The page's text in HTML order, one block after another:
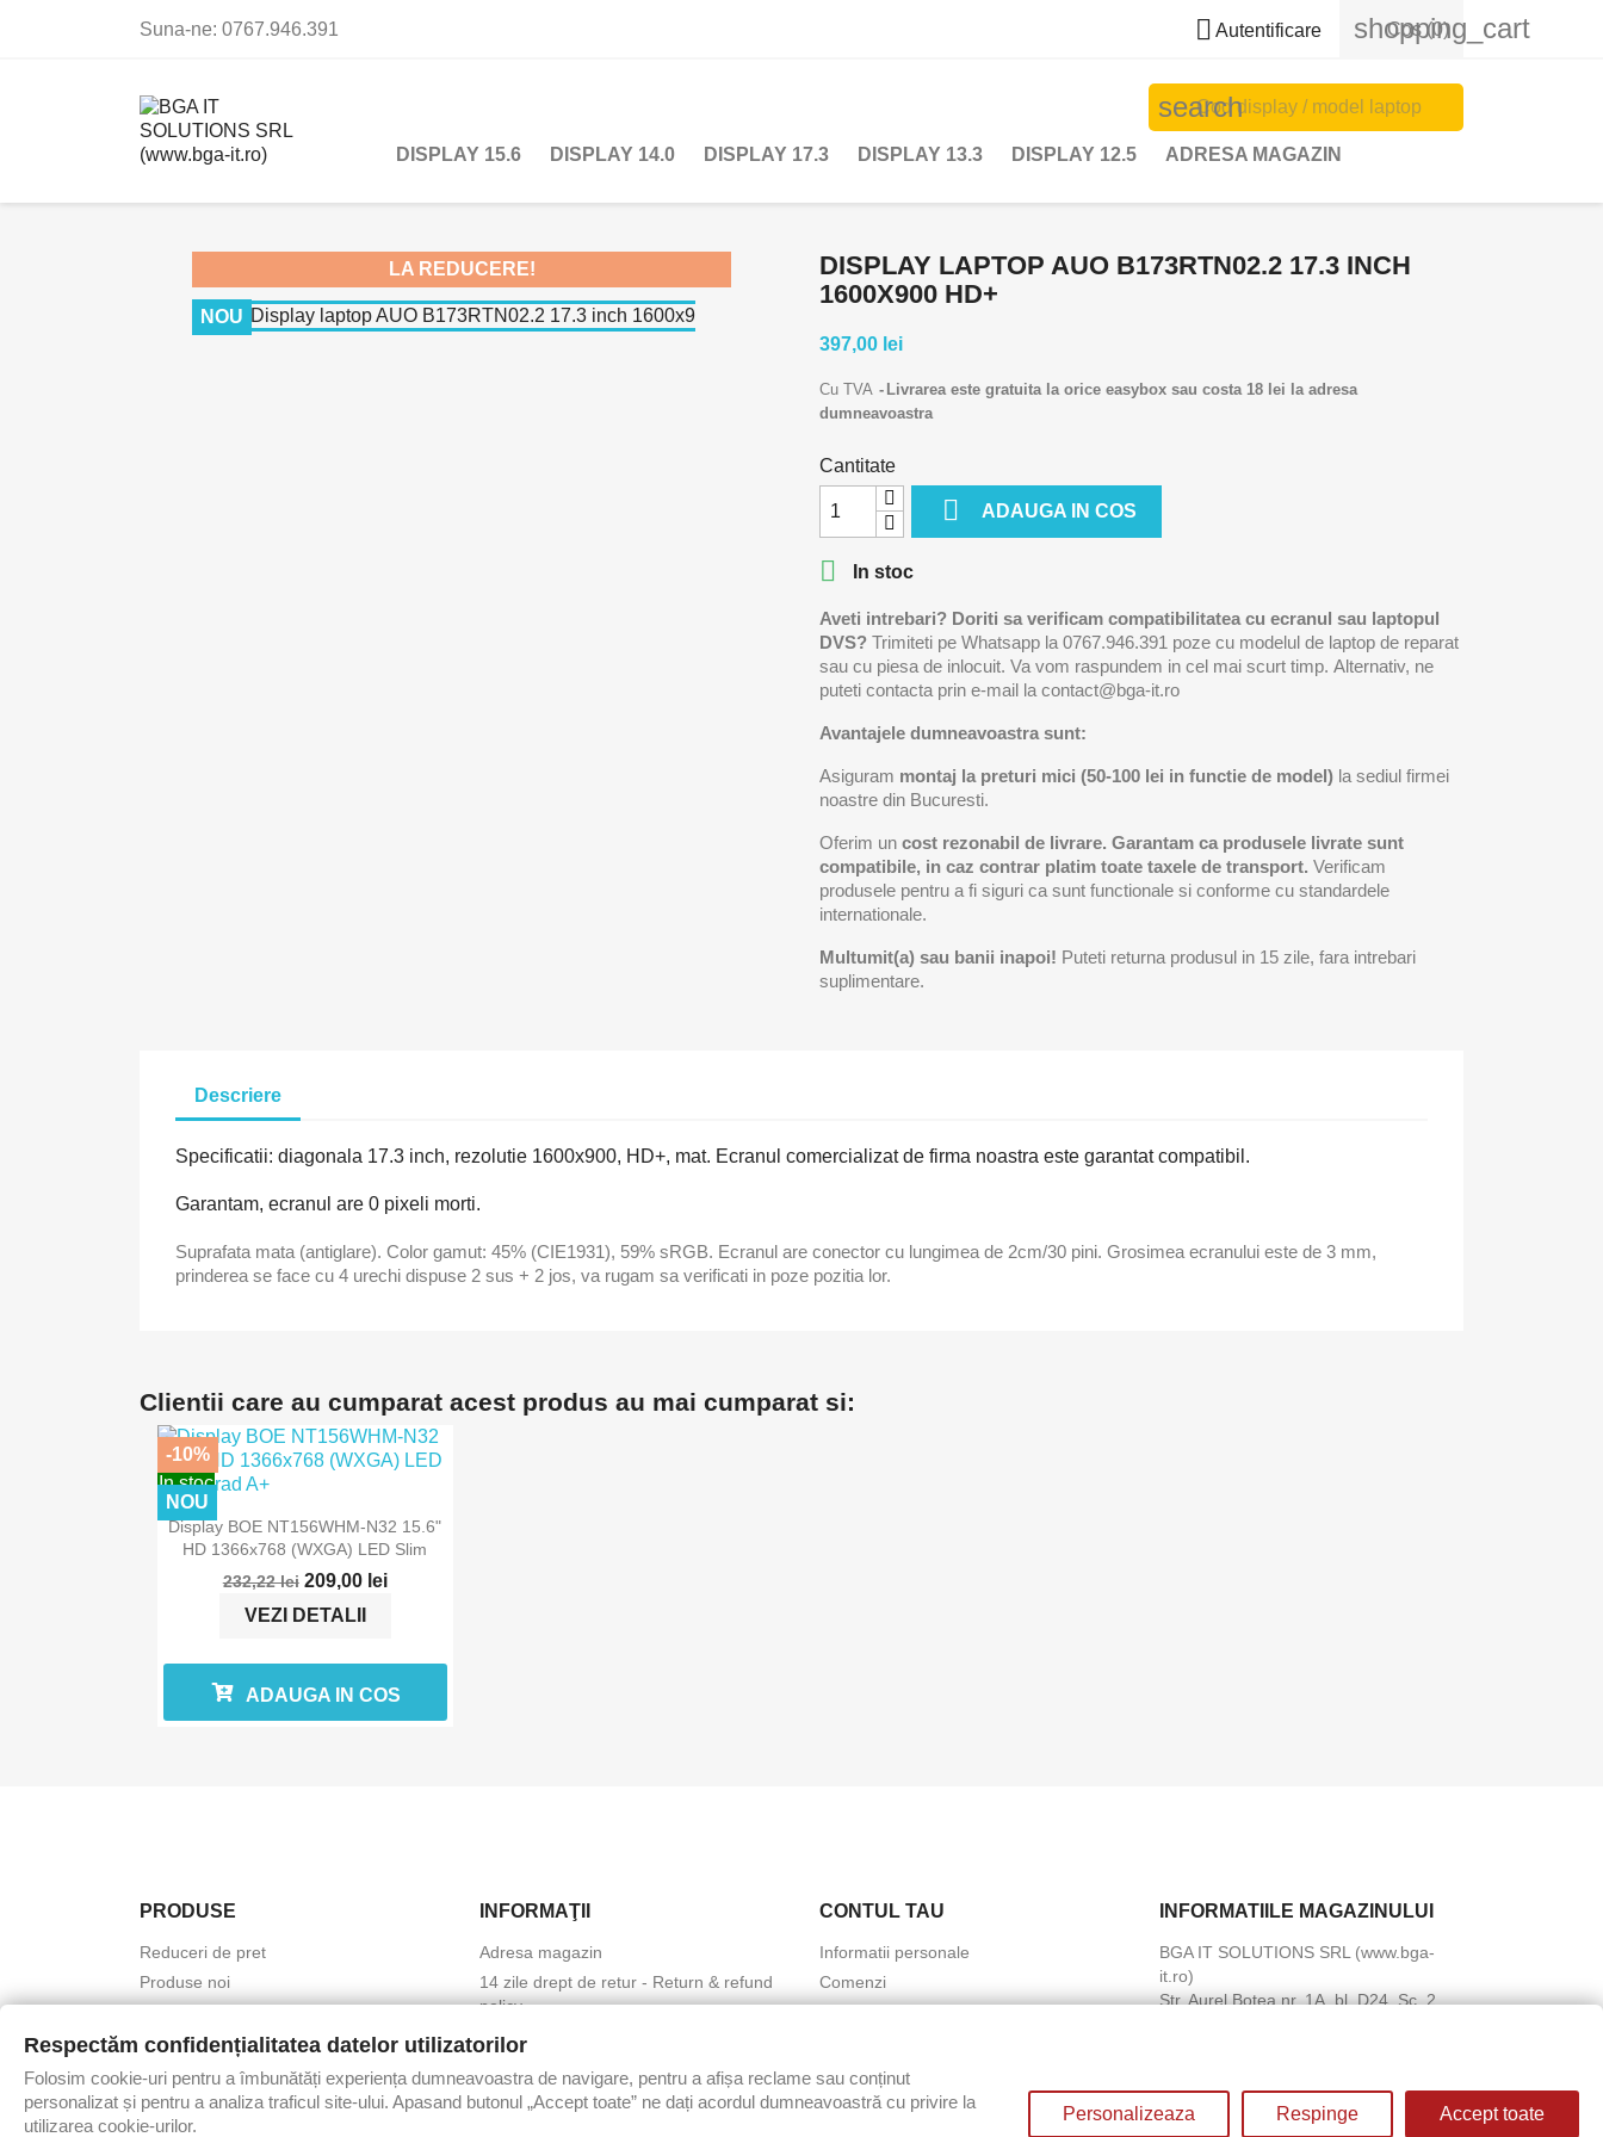
Suna-ne: 0767.946.391  Autentificare shopping_cart
Cos (0)
search
DISPLAY 15.6 DISPLAY 14.0 DISPLAY 17.3 DISPLAY 13.3 DISPLAY 12.5 ADRESA MAGAZIN
LA REDUCERE!
NOU
DISPLAY LAPTOP AUO B173RTN02.2 17.3 INCH
1600X900 HD+
397,00 lei
Cu TVA
Livrarea este gratuita la orice easybox sau costa 18 lei la adresa
dumneavoastra
Cantitate
 ADAUGA IN COS
 In stoc
Aveti intrebari? Doriti sa verificam compatibilitatea cu ecranul sau laptopul
DVS? Trimiteti pe Whatsapp la 0767.946.391 poze cu modelul de laptop de reparat
sau cu piesa de inlocuit. Va vom raspundem in cel mai scurt timp. Alternativ, ne
puteti contacta prin e-mail la contact@bga-it.ro
Avantajele dumneavoastra sunt:
Asiguram montaj la preturi mici (50-100 lei in functie de model) la sediul firmei
noastre din Bucuresti.
Oferim un cost rezonabil de livrare. Garantam ca produsele livrate sunt
compatibile, in caz contrar platim toate taxele de transport. Verificam
produsele pentru a fi siguri ca sunt functionale si conforme cu standardele
internationale.
Multumit(a) sau banii inapoi! Puteti returna produsul in 15 zile, fara intrebari
suplimentare.
Descriere
Specificatii: diagonala 17.3 inch, rezolutie 1600x900, HD+, mat. Ecranul comercializat de firma noastra este garantat compatibil.
Garantam, ecranul are 0 pixeli morti.
Suprafata mata (antiglare). Color gamut: 45% (CIE1931), 59% sRGB. Ecranul are conector cu lungimea de 2cm/30 pini. Grosimea ecranului este de 3 mm,
prinderea se face cu 4 urechi dispuse 2 sus + 2 jos, va rugam sa verificati in poze pozitia lor.
Clientii care au cumparat acest produs au mai cumparat si:
 Vizualizare rapida
In stoc
Display BOE NT156WHM-N32 15.6"
HD 1366x768 (WXGA) LED Slim
232,22 lei 209,00 lei
VEZI DETALII
-10%
NOU
ADAUGA IN COS
PRODUSE
Reduceri de pret
Produse noi
INFORMAŢII
Adresa magazin
14 zile drept de retur - Return & refund
policy
GDPR - Politica de prelucrare a datelor
Procedura de retur si schimb produse
CONTUL TAU
Informatii personale
Comenzi
INFORMATIILE MAGAZINULUI
BGA IT SOLUTIONS SRL (www.bga-
it.ro)
Str. Aurel Botea nr. 1A, bl. D24, Sc. 2,
Suna-ne:
0767.946.391
Trimite-ne un e-mail:contact@bga-it.ro
Respectăm confidențialitatea datelor utilizatorilor
Folosim cookie-uri pentru a îmbunătăți experiența dumneavoastra de navigare, pentru a afișa reclame sau conținut
personalizat și pentru a analiza traficul site-ului. Apasand butonul „Accept toate” ne dați acordul dumneavoastră cu privire la
utilizarea cookie-urilor.
Personalizeaza Respinge Accept toate